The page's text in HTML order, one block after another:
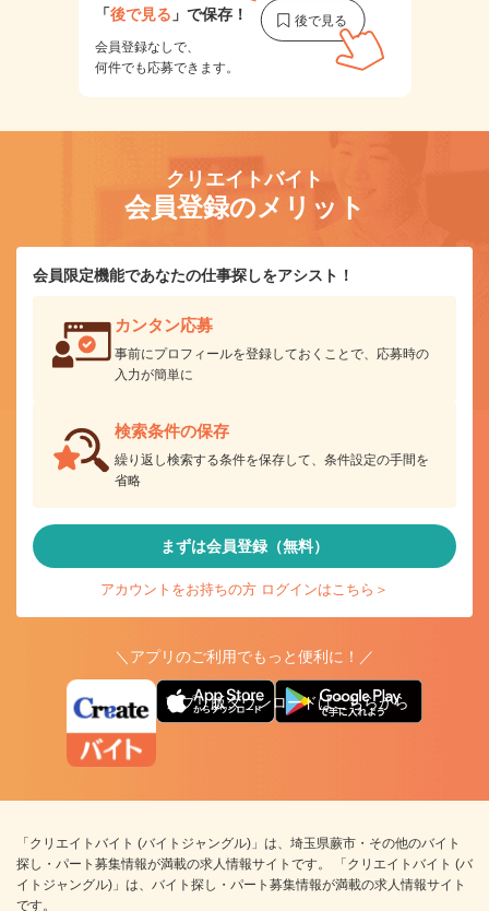
「後で見る 」で保存！
会員登録なしで、
何件でも応募できます。
クリエイトバイト
会員登録のメリット
会員限定機能であなたの仕事探しをアシスト！
カンタン応募
事前にプロフィールを登録しておくことで、応募時の
入力が簡単に
検索条件の保存
繰り返し検索する条件を保存して、条件設定の手間を
省略
まずは会員登録（無料）
アカウントをお持ちの方 ログインはこちら＞
＼アプリのご利用でもっと便利に！／
アプリ版ダウンロードはこちらから
「クリエイトバイト (バイトジャングル)」は、埼玉県蕨市・その他のバイト
探し・パート募集情報が満載の求人情報サイトです。 「クリエイトバイト (バ
イトジャングル)」は、バイト探し・パート募集情報が満載の求人情報サイト
です。